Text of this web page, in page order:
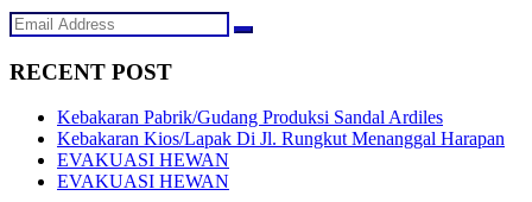
RECENT POST
Kebakaran Pabrik/Gudang Produksi Sandal Ardiles
Kebakaran Kios/Lapak Di Jl. Rungkut Menanggal Harapan
EVAKUASI HEWAN
EVAKUASI HEWAN